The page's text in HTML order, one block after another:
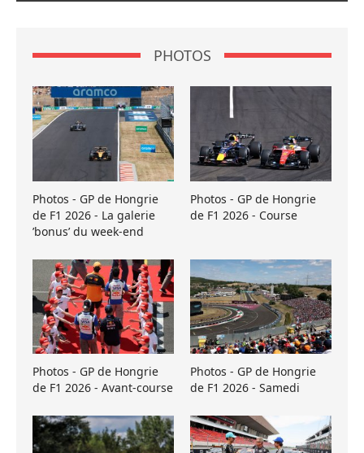
PHOTOS
Photos - GP de Hongrie
de F1 2026 - La galerie
’bonus’ du week-end
Photos - GP de Hongrie
de F1 2026 - Course
Photos - GP de Hongrie
de F1 2026 - Avant-course
Photos - GP de Hongrie
de F1 2026 - Samedi